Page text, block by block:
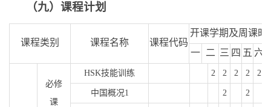
（九）课程计划
课程类别 课程名称 课程代码
开课学期及周课时
一 二 三 四 五 六
必修
课
HSK技能训练 2 2 2 2 2
中国概况1 2 2